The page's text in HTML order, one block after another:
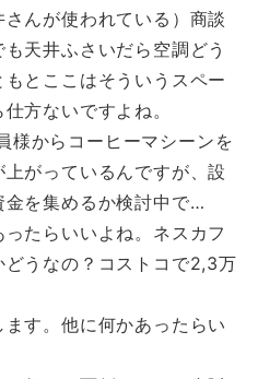
んが使われている）商談
天井ふさいだら空調どう
とここはそういうスペー
方ないですよね。
様からコーヒーマシーンを
がっているんですが、設
を集めるか検討中で…
たらいいよね。ネスカフ
どうなの？コストコで2,3万
す。他に何かあったらい